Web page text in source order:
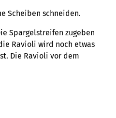
Scheiben schneiden.
Spargelstreifen zugeben
Ravioli wird noch etwas
Die Ravioli vor dem